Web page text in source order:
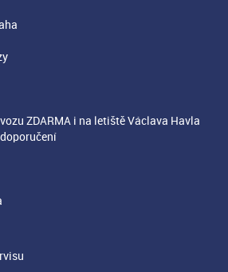
ZDARMA i na letiště Václava Havla